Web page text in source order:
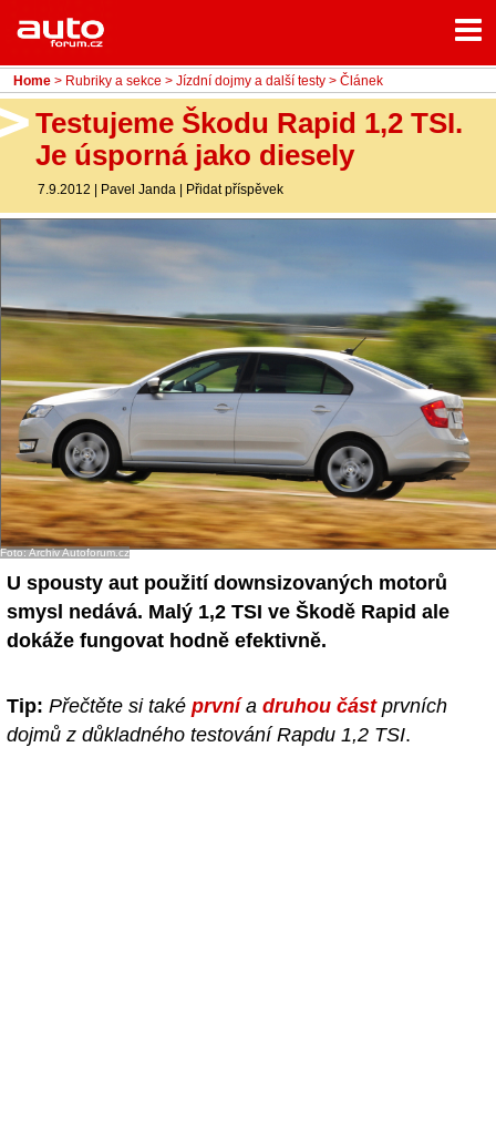
Home
Rubriky
- Testy aut
- Jízdní dojmy a další testy
- Představení
- Fascinace a historie
- Život řidiče
- Tuning
- Technika
- Zajímavosti
- Ostatní
Diskuzní fórum
Sledujte nás!
Home > Rubriky a sekce > Jízdní dojmy a další testy > Článek
Testujeme Škodu Rapid 1,2 TSI.
Je úsporná jako diesely
7.9.2012 | Pavel Janda | Přidat příspěvek
Foto: Archiv Autoforum.cz
U spousty aut použití downsizovaných motorů
smysl nedává. Malý 1,2 TSI ve Škodě Rapid ale
dokáže fungovat hodně efektivně.
Tip: Přečtěte si také prvnía druhou částprvních
dojmů z důkladného testování Rapdu 1,2 TSI.